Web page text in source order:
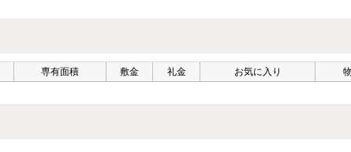
専有面積 敷金 礼金 お気に入り